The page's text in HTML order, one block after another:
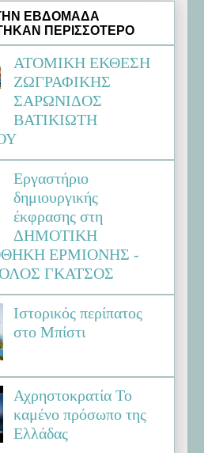
ΕΒΔΟΜΑΔΑ
ΠΕΡΙΣΣΟΤΕΡΟ
ΑΤΟΜΙΚΗ ΕΚΘΕΣΗ
ΖΩΓΡΑΦΙΚΗΣ
ΣΑΡΩΝΙΔΟΣ
ΒΑΤΙΚΙΩΤΗ
Εργαστήριο
δημιουργικής
έκφρασης στη
ΔΗΜΟΤΙΚΗ
ΕΡΜΙΟΝΗΣ -
ΓΚΑΤΣΟΣ
Ιστορικός περίπατος
στο Μπίστι
Αχρηστοκρατία Το
καμένο πρόσωπο της
Ελλάδας